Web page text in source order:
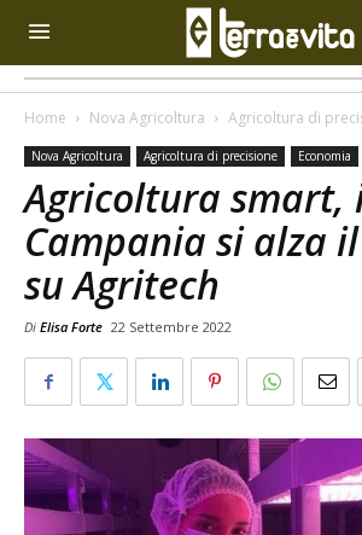
Home Nova Agricoltura Agricoltura di
Nova Agricoltura Agricoltura di precisione Economia
Agricoltura smart,
Campania si alza
su Agritech
Di Elisa Forte 22 Settembre 2022